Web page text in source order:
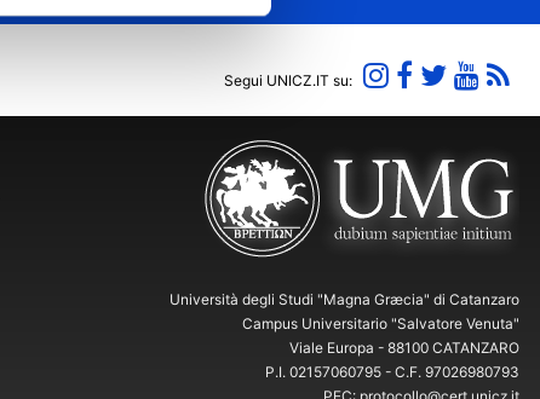
Segui UNICZ.IT su:
Università degli Studi "Magna Græcia" di Catanzaro
Campus Universitario "Salvatore Venuta"
Viale Europa - 88100 CATANZARO
P.I. 02157060795 - C.F. 97026980793